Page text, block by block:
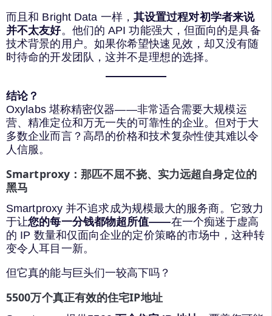
而且和 Bright Data 一样， 其设置过程对初学者来说
并不太友好。他们的 API 功能强大，但面向的是具备
技术背景的用户。如果你希望快速见效，却又没有随
时待命的开发团队，这并不是理想的选择。
结论？
Oxylabs 堪称精密仪器——非常适合需要大规模运
营、精准定位和万无一失的可靠性的企业。但对于大
多数企业而言？高昂的价格和技术复杂性使其难以令
人信服。
Smartproxy：那匹不屈不挠、实力远超自身定位的
黑马
Smartproxy 并不追求成为规模最大的服务商。它致力
于让您的每一分钱都物超所值——在一个痴迷于虚高
的 IP 数量和仅面向企业的定价策略的市场中，这种转
变令人耳目一新。
但它真的能与巨头们一较高下吗？
5500万个真正有效的住宅IP地址